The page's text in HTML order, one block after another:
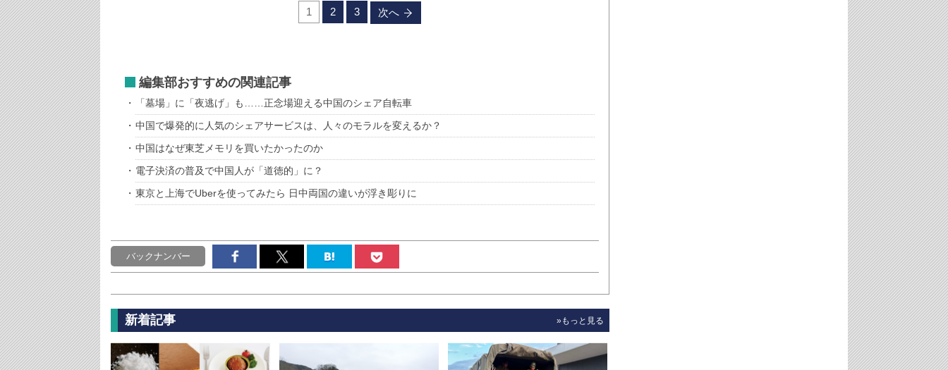
1 2 3 次へ
編集部おすすめの関連記事
「墓場」に「夜逃げ」も……正念場迎える中国のシェア自転車
中国で爆発的に人気のシェアサービスは、人々のモラルを変えるか？
中国はなぜ東芝メモリを買いたかったのか
電子決済の普及で中国人が「道徳的」に？
東京と上海でUberを使ってみたら 日中両国の違いが浮き彫りに
バックナンバー
新着記事 »もっと見る